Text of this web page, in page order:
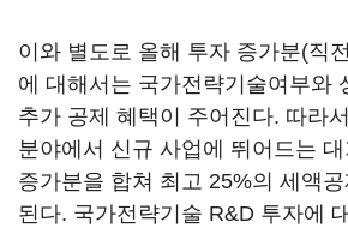
이와 별도로 올해 투자 증가분(직
에 대해서는 국가전략기술여부와
추가 공제 혜택이 주어진다. 따라
분야에서 신규 사업에 뛰어드는
증가분을 합쳐 최고 25%의 세액공
된다. 국가전략기술 R&D 투자에